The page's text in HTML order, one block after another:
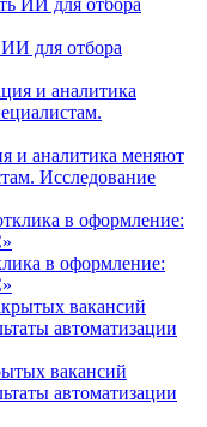
для отбора
и аналитика меняют
Исследование
в оформление:
вакансий
автоматизации